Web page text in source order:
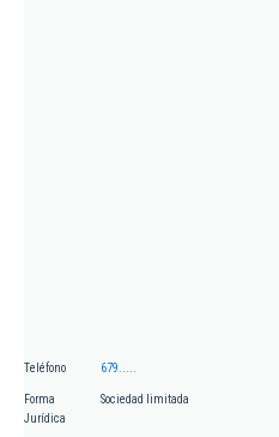
Teléfono 679.....
Forma
Jurídica
Sociedad limitada